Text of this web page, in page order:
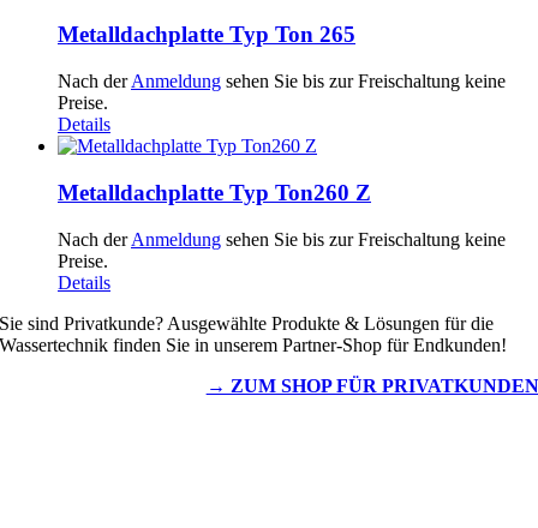
Metalldachplatte Typ Ton 265
Nach derAnmeldung sehen Sie bis zur Freischaltung keine
Preise.
Details
Metalldachplatte Typ Ton260 Z
Nach derAnmeldung sehen Sie bis zur Freischaltung keine
Preise.
Details
Sie sind Privatkunde? Ausgewählte Produkte & Lösungen für die
Wassertechnik finden Sie in unserem Partner-Shop für Endkunden!
→ ZUM SHOP FÜR PRIVATKUNDEN